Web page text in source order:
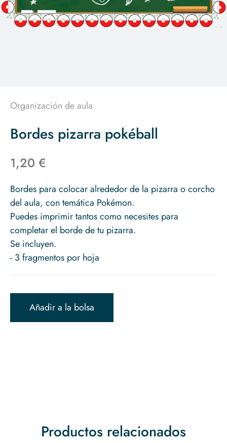
Organización de aula
Bordes pizarra pokéball
1,20 €
Bordes para colocar alrededor de la pizarra o corcho
del aula, con temática Pokémon.
Puedes imprimir tantos como necesites para
completar el borde de tu pizarra.
Se incluyen.
- 3 fragmentos por hoja
Añadir a la bolsa
Productos relacionados